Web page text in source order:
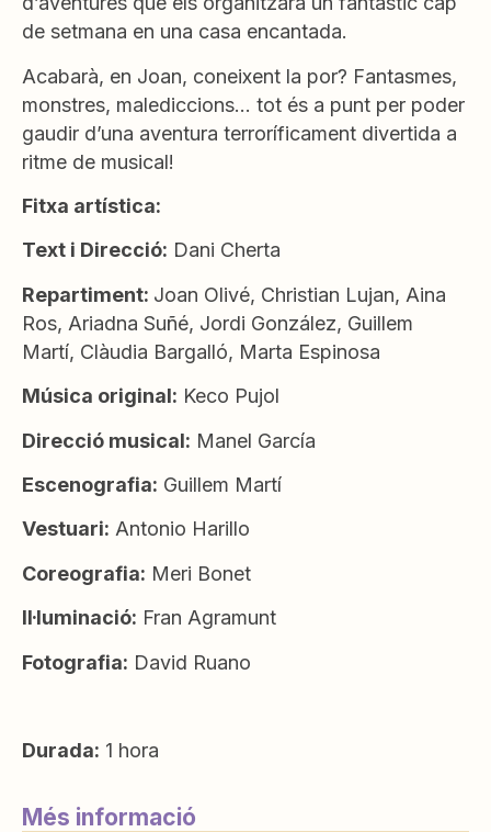
de setmana en una casa encantada.
Acabarà, en Joan, coneixent la por? Fantasmes,
monstres, malediccions… tot és a punt per poder
gaudir d’una aventura terroríficament divertida a
ritme de musical!
Fitxa artística:
Text i Direcció: Dani Cherta
Repartiment: Joan Olivé, Christian Lujan, Aina
Ros, Ariadna Suñé, Jordi González, Guillem
Martí, Clàudia Bargalló, Marta Espinosa
Música original: Keco Pujol
Direcció musical: Manel García
Escenografia: Guillem Martí
Vestuari: Antonio Harillo
Coreografia: Meri Bonet
Il·luminació: Fran Agramunt
Fotografia: David Ruano
Durada: 1 hora
Més informació